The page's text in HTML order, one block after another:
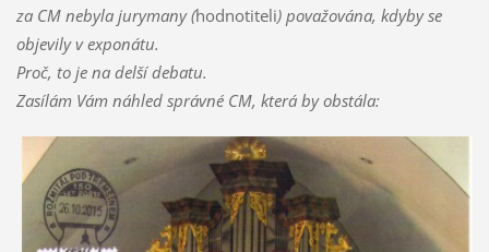
za CM nebyla jurymany (hodnotiteli) považována, kdyby se
objevily v exponátu.
Proč, to je na delší debatu.
Zasílám Vám náhled správné CM, která by obstála: